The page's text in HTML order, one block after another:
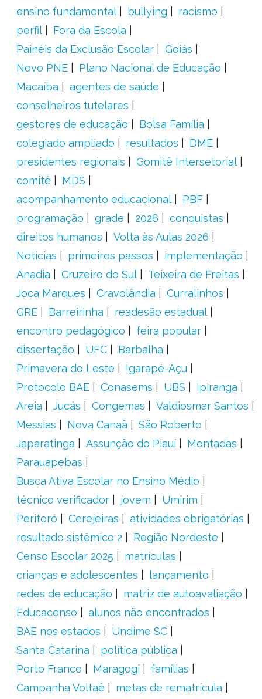
ensino fundamental bullying
racismo
perfil
Fora da Escola
Painéis da Exclusão Escolar
Goiás
Novo PNE
Plano Nacional de Educação
Macaíba
agentes de saúde
conselheiros tutelares
gestores de educação
Bolsa Família
colegiado ampliado
resultados
DME
presidentes regionais
Gomitê Intersetorial
comitê
MDS
acompanhamento educacional
PBF
programação
grade 2026
conquistas
direitos humanos
Volta às Aulas 2026
Notícias
primeiros passos
implementação
Anadia
Cruzeiro do Sul
Teixeira de Freitas
Joca Marques
Cravolândia
Curralinhos
GRE
Barreirinha
readesão estadual
encontro pedagógico
feira popular
dissertação
UFC
Barbalha
Primavera do Leste
Igarapé-Açu
Protocolo BAE
Conasems UBS
Ipiranga
Areia
Jucás Congemas
Valdiosmar Santos
Messias
Nova Canaã
São Roberto
Japaratinga
Assunção do Piauí
Montadas
Parauapebas
Busca Ativa Escolar no Ensino Médio
técnico verificador
jovem
Umirim
Peritoró
Cerejeiras
atividades obrigatórias
resultado sistêmico 2
Região Nordeste
Censo Escolar 2025
matrículas
crianças e adolescentes
lançamento
redes de educação
matriz de autoavaliação
Educacenso
alunos não encontrados
BAE nos estados
Undime SC
Santa Catarina
política pública
Porto Franco
Maragogi
famílias
Campanha Voltaê
metas de rematrícula